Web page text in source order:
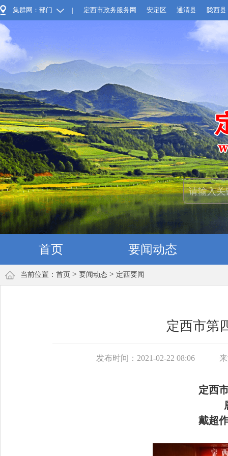
集群网：部门 | 定西市政务服务网 安定区 通渭县 陇西县
首页 要闻动态
当前位置： 首页 > 要闻动态 > 定西要闻
定西市第
发布时间：2021-02-22 08:06
定西
戴超